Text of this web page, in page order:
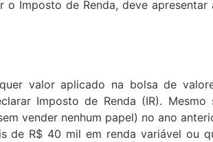
Imposto de Renda, deve apresentar
valor aplicado na bolsa de
Imposto de Renda (IR). Mesmo
vender nenhum papel) no ano
de R$ 40 mil em renda variável ou